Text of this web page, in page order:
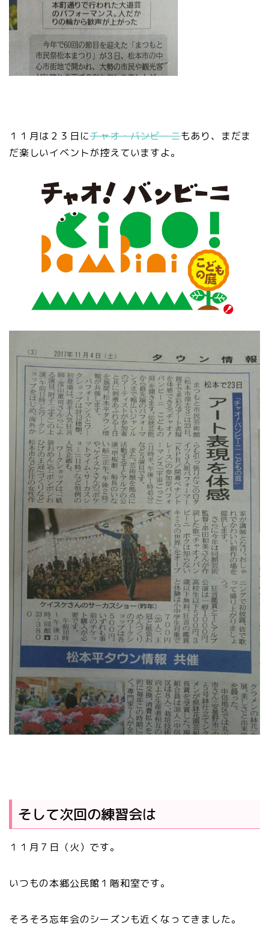
１１月は２３日にチャオ・バンビーニもあり、まだま
だ楽しいイベントが控えていますよ。
そして次回の練習会は
１１月７日（火）です。
いつもの本郷公民館１階和室です。
そろそろ忘年会のシーズンも近くなってきました。